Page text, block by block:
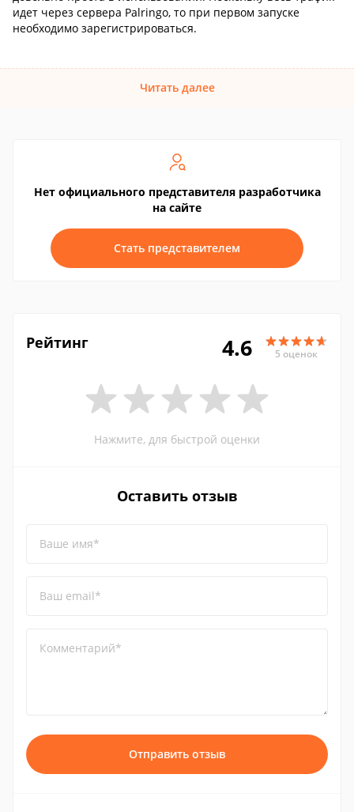
идет через сервера Palringo, то при первом запуске
необходимо зарегистрироваться.
Читать далее
Нет официального представителя разработчика
на сайте
Стать представителем
Рейтинг 4.6 5 оценок
Нажмите, для быстрой оценки
Оставить отзыв
Ваше имя*
Ваш email*
Комментарий*
Отправить отзыв